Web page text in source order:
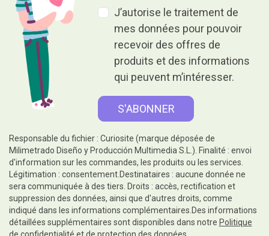
J’autorise le traitement de
mes données pour pouvoir
recevoir des offres de
produits et des informations
qui peuvent m’intéresser.
Responsable du fichier : Curiosite (marque déposée de
Milimetrado Diseño y Producción Multimedia S.L.). Finalité : envoi
d'information sur les commandes, les produits ou les services.
Légitimation : consentement.Destinataires : aucune donnée ne
sera communiquée à des tiers. Droits : accès, rectification et
suppression des données, ainsi que d'autres droits, comme
indiqué dans les informations complémentaires.Des informations
détaillées supplémentaires sont disponibles dans notre Politique
de confidentialité et de protection des données